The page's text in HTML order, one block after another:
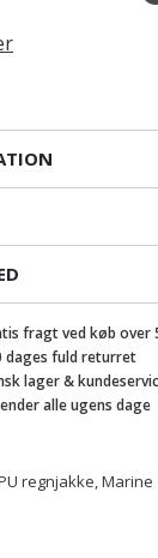
fragt ved køb over
dages fuld returret
lager &
alle ugens dage
PU regnjakke, Marine